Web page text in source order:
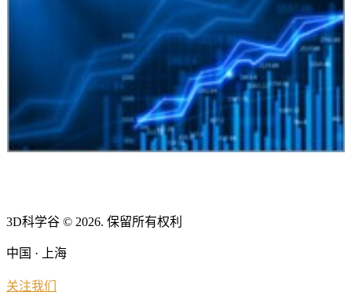
3D科学谷 © 2026. 保留所有权利
中国 · 上海
关注我们